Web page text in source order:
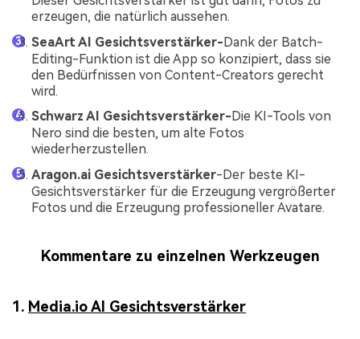
erzeugen, die natürlich aussehen.
SeaArt AI Gesichtsverstärker-Dank der Batch-
Editing-Funktion ist die App so konzipiert, dass sie
den Bedürfnissen von Content-Creators gerecht
wird.
Schwarz AI Gesichtsverstärker- Die KI-Tools von
Nero sind die besten, um alte Fotos
wiederherzustellen.
Aragon.ai Gesichtsverstärker-Der beste KI-
Gesichtsverstärker für die Erzeugung vergrößerter
Fotos und die Erzeugung professioneller Avatare.
Kommentare zu einzelnen Werkzeugen
1. Media.io AI Gesichtsverstärker